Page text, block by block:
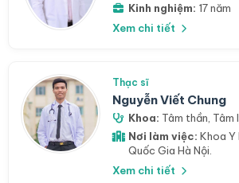
Kinh nghiệm: 17 năm
Xem chi tiết
Thạc sĩ
Nguyễn Viết Chung
Khoa: Tâm thần Tâm
Nơi làm việc: Khoa
Quốc Gia Hà Nội.
Xem chi tiết